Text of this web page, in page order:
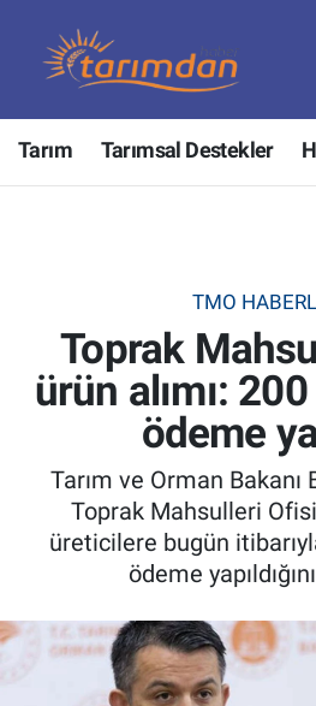
Tarım Tarımsal Destekler
TMO
Toprak
ürün alımı:
ödeme
Tarım ve Orman
Toprak Mahsulleri
üreticilere bugün
ödeme
Tarım
Hayvancılık
Tarımsal Destekler
Tarım Bakanlığı
Tarım Kredi Kooperatifleri
Pankobirlik
Et fiyatları
Nöbetçi Eczaneler
Hava Durumu
Tüm Manşetler
Son Dakika Haberleri